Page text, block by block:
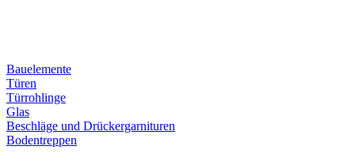
Bauelemente
Türen
Türrohlinge
Glas
Beschläge und Drückergarnituren
Bodentreppen